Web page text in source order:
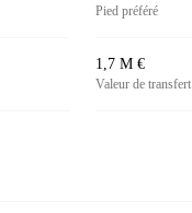
Pied préféré
1,7 M €
Valeur de transfert